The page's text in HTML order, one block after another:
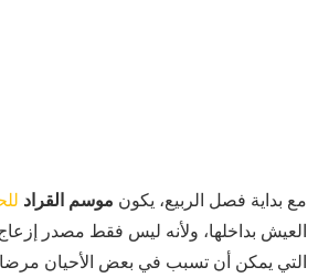
مع بداية فصل الربيع، يكون موسم القراد
العيش بداخلها، ولأنه ليس فقط مصدر
التي يمكن أن تسبب في بعض الأحيان